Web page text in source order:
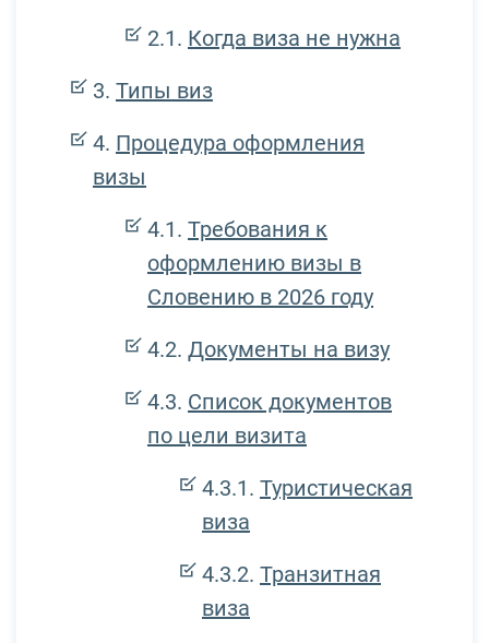
Когда виза не нужна
Типы виз
Процедура оформления
визы
Требования к
оформлению визы в
Словению в 2026 году
Документы на визу
Список документов
по цели визита
Туристическая
виза
Транзитная
виза